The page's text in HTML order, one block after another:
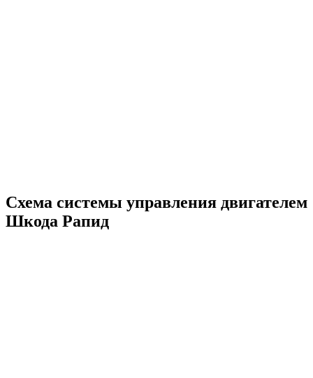
Схема системы управления двигателем
Шкода Рапид